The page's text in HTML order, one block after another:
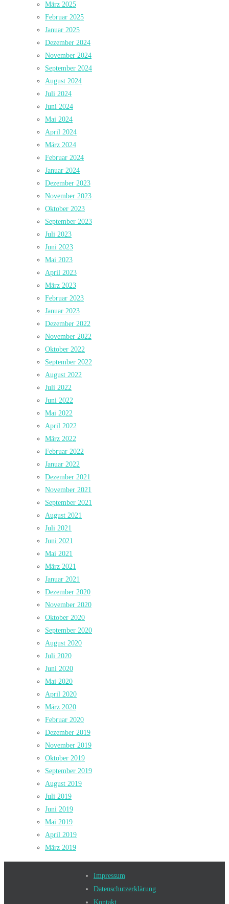
März 2025
Februar 2025
Januar 2025
Dezember 2024
November 2024
September 2024
August 2024
Juli 2024
Juni 2024
Mai 2024
April 2024
März 2024
Februar 2024
Januar 2024
Dezember 2023
November 2023
Oktober 2023
September 2023
Juli 2023
Juni 2023
Mai 2023
April 2023
März 2023
Februar 2023
Januar 2023
Dezember 2022
November 2022
Oktober 2022
September 2022
August 2022
Juli 2022
Juni 2022
Mai 2022
April 2022
März 2022
Februar 2022
Januar 2022
Dezember 2021
November 2021
September 2021
August 2021
Juli 2021
Juni 2021
Mai 2021
März 2021
Januar 2021
Dezember 2020
November 2020
Oktober 2020
September 2020
August 2020
Juli 2020
Juni 2020
Mai 2020
April 2020
März 2020
Februar 2020
Dezember 2019
November 2019
Oktober 2019
September 2019
August 2019
Juli 2019
Juni 2019
Mai 2019
April 2019
März 2019
Impressum
Datenschutzerklärung
Kontakt